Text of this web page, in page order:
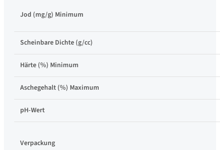
Jod (mg/g) Minimum
Scheinbare Dichte (g/cc)
Härte (%) Minimum
Aschegehalt (%) Maximum
pH-Wert
Verpackung